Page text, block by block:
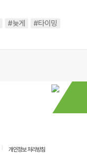
#늦게 #타이밍
개인정보 처리방침